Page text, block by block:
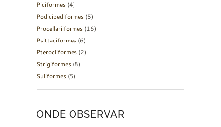
Piciformes (4)
Podicipediformes (5)
Procellariiformes (16)
Psittaciformes (6)
Pterocliformes (2)
Strigiformes (8)
Suliformes (5)
ONDE OBSERVAR